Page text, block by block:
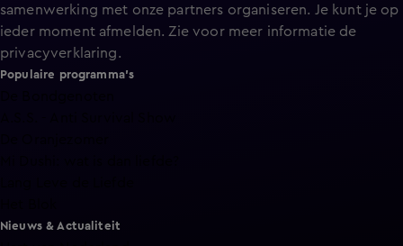
samenwerking met onze partners organiseren. Je kunt je op
ieder moment afmelden. Zie voor meer informatie de
privacyverklaring.
Populaire programma's
Nieuws & Actualiteit